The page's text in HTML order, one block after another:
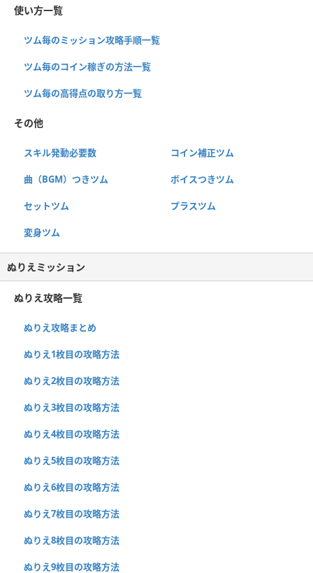
使い方一覧
ツム毎のミッション攻略手順一覧
ツム毎のコイン稼ぎの方法一覧
ツム毎の高得点の取り方一覧
その他
スキル発動必要数 コイン補正ツム
曲（BGM）つきツム ボイスつきツム
セットツム プラスツム
変身ツム
ぬりえミッション
ぬりえ攻略一覧
ぬりえ攻略まとめ
ぬりえ1枚目の攻略方法
ぬりえ2枚目の攻略方法
ぬりえ3枚目の攻略方法
ぬりえ4枚目の攻略方法
ぬりえ5枚目の攻略方法
ぬりえ6枚目の攻略方法
ぬりえ7枚目の攻略方法
ぬりえ8枚目の攻略方法
ぬりえ9枚目の攻略方法